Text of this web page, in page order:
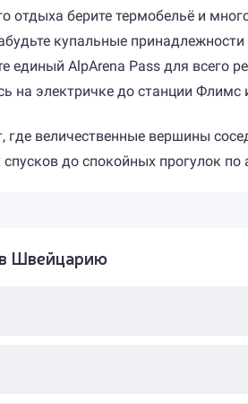
отдыха берите термобельё и
купальные
единый AlpArena Pass для всего
на электричке до станции
где величественные вершины
до спокойных прогулок
Швейцарию